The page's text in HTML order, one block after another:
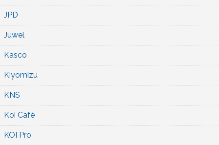
JPD
Juwel
Kasco
Kiyomizu
KNS
Koi Café
KOI Pro